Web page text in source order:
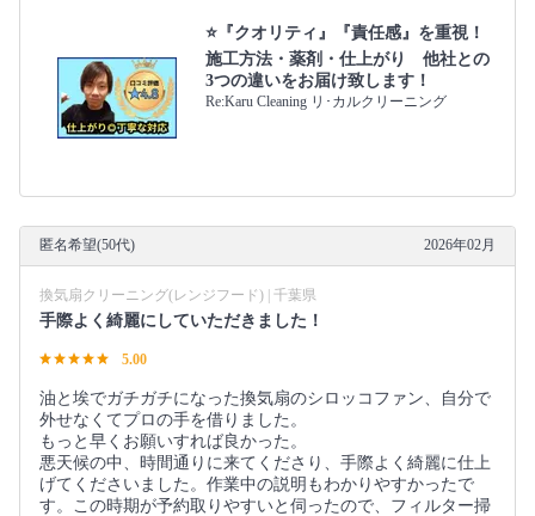
⭐『クオリティ』『責任感』を重視！
施工方法・薬剤・仕上がり 他社との
3つの違いをお届け致します！
Re:Karu Cleaning リ･カルクリーニング
匿名希望(50代) 2026年02月
換気扇クリーニング(レンジフード) | 千葉県
手際よく綺麗にしていただきました！
5.00
油と埃でガチガチになった換気扇のシロッコファン、自分で
外せなくてプロの手を借りました。
もっと早くお願いすれば良かった。
悪天候の中、時間通りに来てくださり、手際よく綺麗に仕上
げてくださいました。作業中の説明もわかりやすかったで
す。この時期が予約取りやすいと伺ったので、フィルター掃